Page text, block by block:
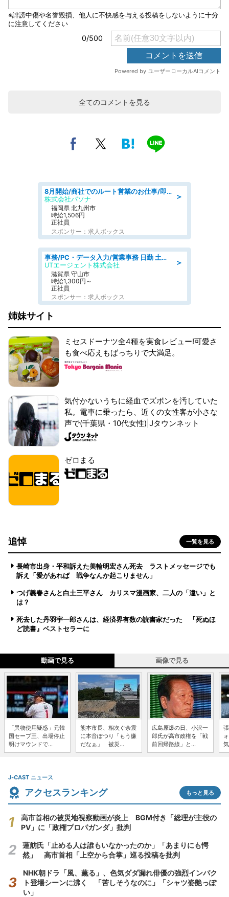
全てのコメントを見る
＞
8月開始/商社でのルート営業のお仕事/即日勤務可/車通勤可/営業
株式会社パソナ
福岡県 北九州市
時給1,506円
正社員
スポンサー：求人ボックス
＞
事務/PC・データ入力/営業事務 日勤 土日休み 船舶用のエンジンを扱う会社 総合事務
UTエージェント株式会社
滋賀県 守山市
時給1,300円～
正社員
スポンサー：求人ボックス
姉妹サイト
ミセスドーナツ全4種を実食レビュー!可愛さ
も食べ応えもばっちりで大満足。
気付かないうちに経血でズボンを汚していた
私。電車に乗ったら、近くの女性客が小さな
声で(千葉県・10代女性)|Jタウンネット
ゼロまる
追悼 一覧を見る
長崎市出身・平和訴えた美輪明宏さん死去 ラストメッセージでも
訴え「愛があれば 戦争なんか起こりません」
つげ義春さんと白土三平さん カリスマ漫画家、二人の「違い」と
は？
死去した丹羽宇一郎さんは、経済界有数の読書家だった 『死ぬほ
ど読書』ベストセラーに
動画で見る 画像で見る
「異物使用疑惑」元韓
国セーブ王、出場停止
明けマウンドで...
熊本市長、相次ぐ余震
に本音ぽつり「もう嫌
だなぁ」 被災...
広島原爆の日、小沢一
郎氏が高市政権を「戦
前回帰路線」と...
J-CAST ニュース
アクセスランキング もっと見る
高市首相の被災地視察動画が炎上 BGM付き「総理が主役の
PV」に「政権プロパガンダ」批判
蓮舫氏「止める人は誰もいなかったのか」「あまりにも愕
然」 高市首相「上空から合掌」巡る投稿を批判
NHK朝ドラ「風、薫る」、色気ダダ漏れ俳優の強烈インパク
ト登場シーンに沸く 「苦しそうなのに」「シャツ姿艶っぽ
い」